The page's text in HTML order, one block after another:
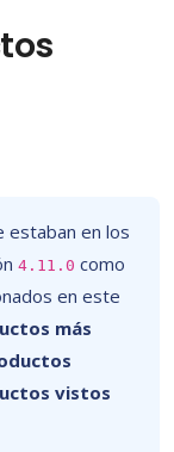
estaban en los
4.11.0 como
en este
más
vistos